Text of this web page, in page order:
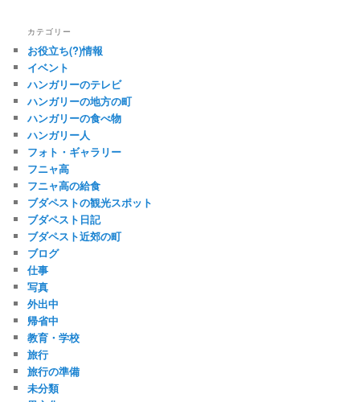
カテゴリー
お役立ち(?)情報
イベント
ハンガリーのテレビ
ハンガリーの地方の町
ハンガリーの食べ物
ハンガリー人
フォト・ギャラリー
フニャ高
フニャ高の給食
ブダペストの観光スポット
ブダペスト日記
ブダペスト近郊の町
ブログ
仕事
写真
外出中
帰省中
教育・学校
旅行
旅行の準備
未分類